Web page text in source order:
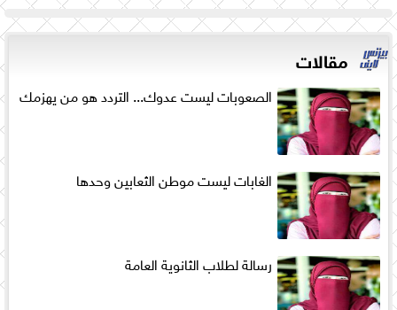
مقالات
الصعوبات ليست عدوك... التردد هو من يهزمك
الغابات ليست موطن الثعابين وحدها
رسالة لطلاب الثانوية العامة